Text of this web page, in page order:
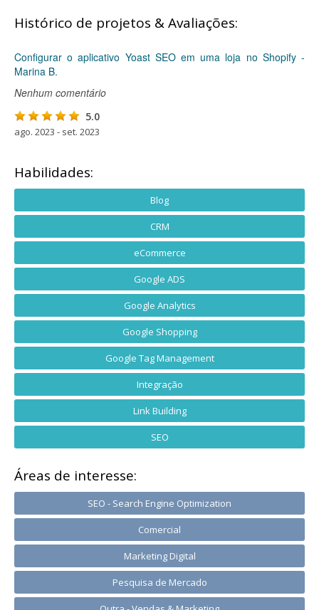
Histórico de projetos & Avaliações:
Configurar o aplicativo Yoast SEO em uma loja no Shopify -
Marina B.
Nenhum comentário
5.0
ago. 2023 - set. 2023
Habilidades:
Blog
CRM
eCommerce
Google ADS
Google Analytics
Google Shopping
Google Tag Management
Integração
Link Building
SEO
Áreas de interesse:
SEO - Search Engine Optimization
Comercial
Marketing Digital
Pesquisa de Mercado